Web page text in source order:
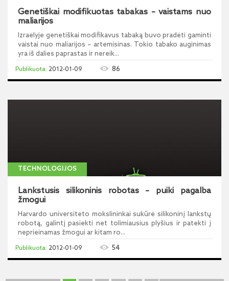
Genetiškai modifikuotas tabakas – vaistams nuo
maliarijos
Izraelyje genetiškai modifikavus tabaką buvo pradėti gaminti
vaistai nuo maliarijos – artemisinas. Tokio tabako auginimas
yra iš dalies paprastas ir nereik...
2012-01-09 86
TECHNOLOGIJOS
Lankstusis silikoninis robotas – puiki pagalba
žmogui
Harvardo universiteto mokslininkai sukūrė silikoninį lankstų
robotą, galintį pasiekti net tolimiausius plyšius ir patekti į
neprieinamas žmogui ar kitam ro...
2012-01-09 54